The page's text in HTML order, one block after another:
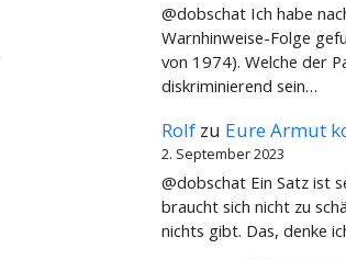
@dobschat Ich habe
Warnhinweise-Folge
von 1974). Welche der
diskriminierend sein…
Rolf zu Eure Armut
2. September 2023
@dobschat Ein Satz ist
braucht sich nicht zu
nichts gibt. Das, denke